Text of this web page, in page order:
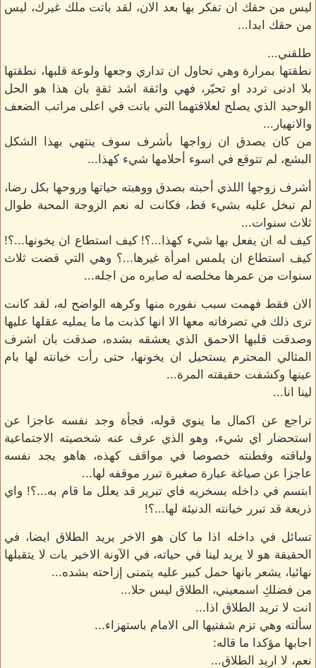
ليس من حقك ان تفكر بها بعد الان، لقد باتت ملك غيرك، ليس
من حقك ابدا...
طلقني...
نطقتها بمرارة وهي تحاول ان تداري وجعها ولوعة قلبها، نطقتها
بلا ادنى تردد او تحيّر، فهي واثقة اشد ثقةٍ بان هذا هو الحل
الوحيد الذي يصلح لعلاقتهما التي باتت في اعلى مراتب الضعف
والانهيار...
من كان يصدق ان زواجها بأشرف سوف ينتهي بهذا الشكل
البشع، لم تتوقع في اسوء أحلامها شيء كهذا...
أشرف زوجها اللذي أحبته بصدق ووهبته حياتها وروحها بكل رضا،
لم تبخل عليه بشيء قط، فكانت له نعم الزوجة المحبة طوال
ثلاث سنوات...
كيف له ان يفعل بها شيء كهذا...؟! كيف استطاع ان يخونها...؟!
كيف استطاع ان يلمس امرأة غيرها...؟ وهي التي قضت ثلاث
سنوات من عمرها مخلصه له صابره من اجله...
الان فقط فهمت سبب نفوره منها وكرهه الواضح له، لقد كانت
ترى ذلك في تصرفاته معها الا انها كذبت ما ما يمليه عقلها عليها
وصدقت قلبها الاحمق الذي يعشقه بشده، صدقت بان اشرف
المثالي المحترم يستحيل ان يخونها، حتى رأت خيانته لها بام
عينها وكشفت حقيقته المرة...
لينا انا...
تراجع عن اكمال ما ينوي قوله، فجأة وجد نفسه عاجزا عن
استحضار اي شيء، وهو الذي عرف عنه شخصيته الاجتماعية
ولباقته وفطنته خصوصا في مواقف كهذه، هاهو يجد نفسه
عاجزا عن صياغة عبارة صغيرة تبرر موقفه لها...
ابتسم في داخله بسخريه فاي تبرير قد يعلل ما قام به...؟! واي
ذريعة قد تبرر خيانته الدنيئة لها...؟!
تسائل في داخله اذا ما كان هو الاخر يريد الطلاق ايضا، في
الحقيقة هو لا يريد لينا في حياته، في الآونة الاخير بات لا يتقبلها
نهائيا، يشعر بانها حمل كبير عليه يتمنى إزاحته بشده...
من فضلكِ اسمعيني، الطلاق ليس حلا...
انت لا تريد الطلاق اذا...
سألته وهي تزم شفتيها الى الامام باستهزاء...
اجابها مؤكدا ما قاله:
نعم، لا اريد الطلاق...